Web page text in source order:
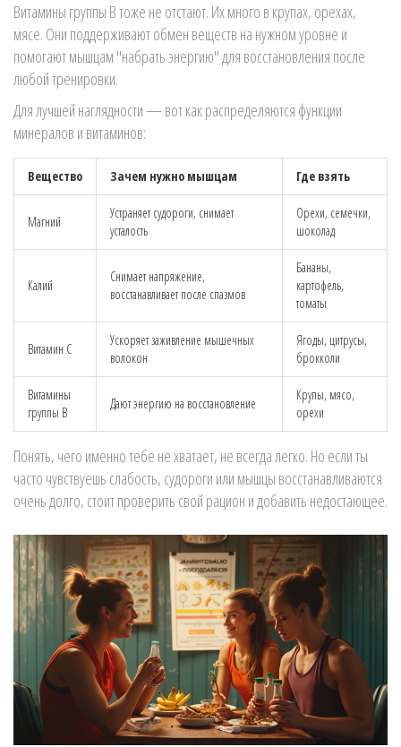
Витамины группы B тоже не отстают. Их много в крупах, орехах,
мясе. Они поддерживают обмен веществ на нужном уровне и
помогают мышцам "набрать энергию" для восстановления после
любой тренировки.
Для лучшей наглядности — вот как распределяются функции
минералов и витаминов:
Вещество Зачем нужно мышцам Где взять
Магний
Устраняет судороги, снимает
усталость
Орехи, семечки,
шоколад
Калий
Снимает напряжение,
восстанавливает после спазмов
Бананы,
картофель,
томаты
Витамин C
Ускоряет заживление мышечных
волокон
Ягоды, цитрусы,
брокколи
Витамины
группы B
Дают энергию на восстановление
Крупы, мясо,
орехи
Понять, чего именно тебе не хватает, не всегда легко. Но если ты
часто чувствуешь слабость, судороги или мышцы восстанавливаются
очень долго, стоит проверить свой рацион и добавить недостающее.